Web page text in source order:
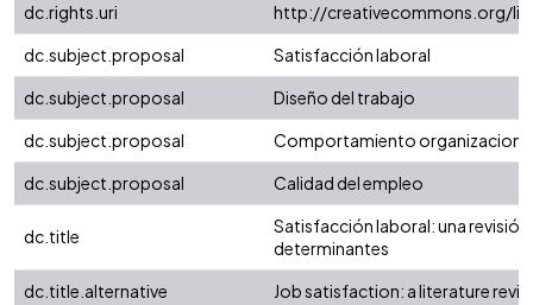
dc.rights.uri
http://creativecommons.org/
dc.subject.proposal
Satisfacción laboral
dc.subject.proposal
Diseño del trabajo
dc.subject.proposal
Comportamiento
dc.subject.proposal
Calidad del empleo
dc.title
Satisfacción laboral: una
determinantes
dc.title.alternative
Job satisfaction: a literature